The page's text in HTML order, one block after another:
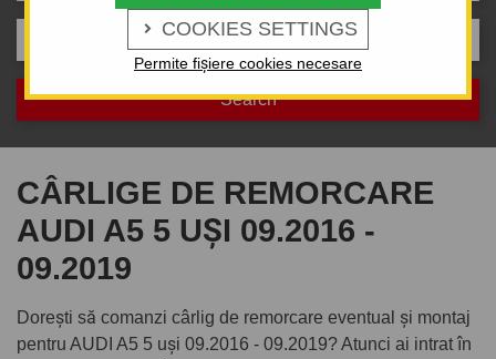
 COOKIES SETTINGS
Permite fișiere cookies necesare
F5 (09.2016 - 09.2019)
CÂRLIGE DE REMORCARE
AUDI A5 5 UȘI 09.2016 -
09.2019
Dorești să comanzi cârlig de remorcare eventual și montaj
pentru AUDI A5 5 uși 09.2016 - 09.2019? Atunci ai intrat în